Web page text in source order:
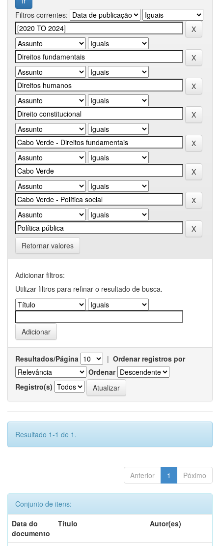
Filtros correntes:
Retornar valores
Adicionar filtros:
Utilizar filtros para refinar o resultado de busca.
Resultados/Página | Ordenar registros por
Ordenar
Registro(s)
Resultado 1-1 de 1.
Anterior 1 Póximo
Conjunto de itens:
Data do
documento
Título Autor(es)